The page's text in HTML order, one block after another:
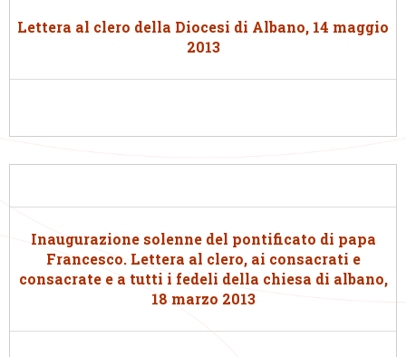
Lettera al clero della Diocesi di Albano, 14 maggio
2013
Inaugurazione solenne del pontificato di papa
Francesco. Lettera al clero, ai consacrati e
consacrate e a tutti i fedeli della chiesa di albano,
18 marzo 2013